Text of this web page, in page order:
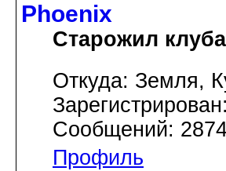
Phoenix
Старожил клуба
Откуда: Земля,
Сообщений:
Профиль